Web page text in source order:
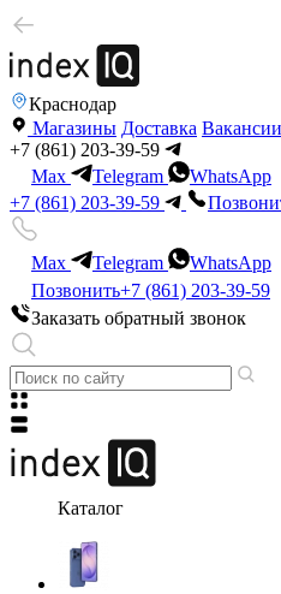
Краснодар
Магазины Доставка Вакансии
+7 (861) 203-39-59
Max
Telegram
WhatsApp
+7 (861) 203-39-59
Max Telegram
WhatsApp
Позвонить+7 (861) 203-39-59
Заказать обратный звонок
Каталог